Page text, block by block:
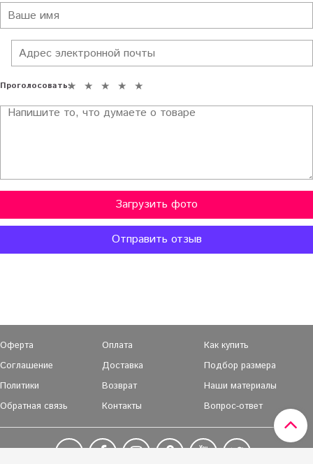
Проголосовать:
Загрузить фото
Отправить отзыв
Оферта Оплата
Как купить
Соглашение
Доставка
Подбор размера
Политики
Возврат
Наши материалы
Обратная связь
Контакты Вопрос-ответ